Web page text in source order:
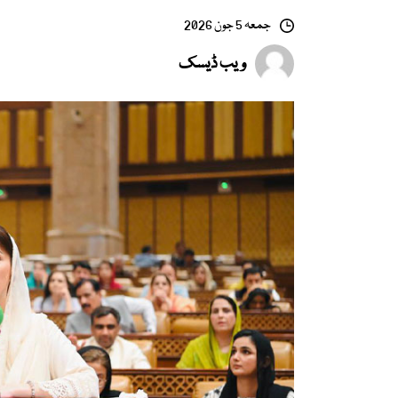
جمعہ 5 جون 2026
ویب ڈیسک